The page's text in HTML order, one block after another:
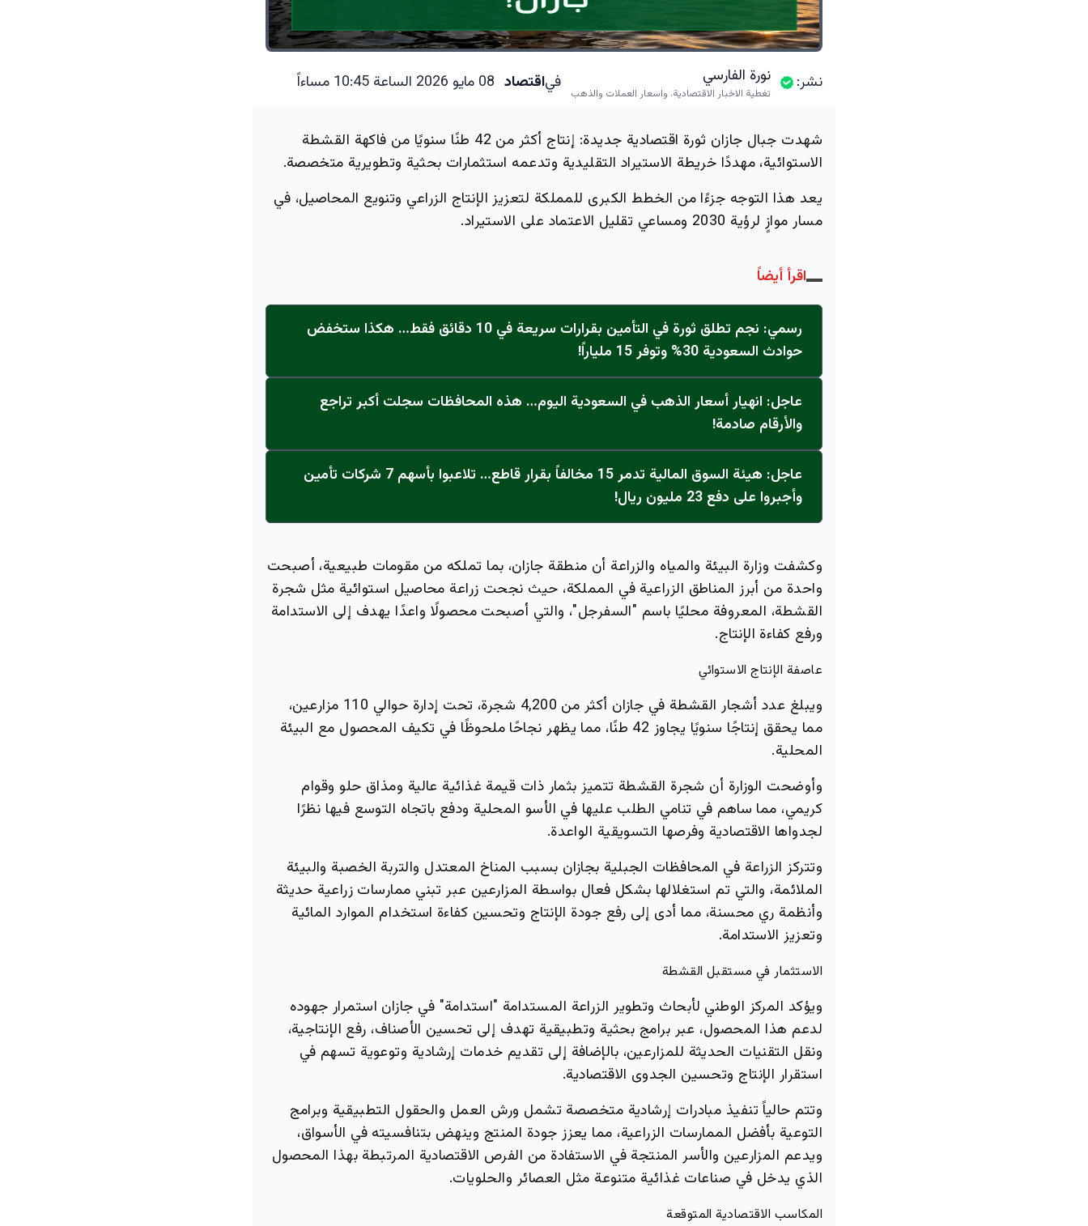
نشر: نورة الفارسي
تغطية الاخبار الاقتصادية، واسعار العملات والذهب فياقتصاد 08 مايو 2026 الساعة 10:45 مساءاً
شهدت جبال جازان ثورة اقتصادية جديدة: إنتاج أكثر من 42 طنًا سنويًا من فاكهة القشطة
الاستوائية، مهددًا خريطة الاستيراد التقليدية وتدعمه استثمارات بحثية وتطويرية متخصصة.
يعد هذا التوجه جزءًا من الخطط الكبرى للمملكة لتعزيز الإنتاج الزراعي وتنويع المحاصيل، في
مسار موازٍ لرؤية 2030 ومساعي تقليل الاعتماد على الاستيراد.
اقرأ أيضاً
رسمي: نجم تطلق ثورة في التأمين بقرارات سريعة في 10 دقائق فقط… هكذا ستخفض
حوادث السعودية 30% وتوفر 15 ملياراً!
عاجل: انهيار أسعار الذهب في السعودية اليوم… هذه المحافظات سجلت أكبر تراجع
والأرقام صادمة!
عاجل: هيئة السوق المالية تدمر 15 مخالفاً بقرار قاطع… تلاعبوا بأسهم 7 شركات تأمين
وأجبروا على دفع 23 مليون ريال!
وكشفت وزارة البيئة والمياه والزراعة أن منطقة جازان، بما تملكه من مقومات طبيعية، أصبحت
واحدة من أبرز المناطق الزراعية في المملكة، حيث نجحت زراعة محاصيل استوائية مثل شجرة
القشطة، المعروفة محليًا باسم "السفرجل"، والتي أصبحت محصولًا واعدًا يهدف إلى الاستدامة
ورفع كفاءة الإنتاج.
عاصفة الإنتاج الاستوائي
ويبلغ عدد أشجار القشطة في جازان أكثر من 4,200 شجرة، تحت إدارة حوالي 110 مزارعين،
مما يحقق إنتاجًا سنويًا يجاوز 42 طنًا، مما يظهر نجاحًا ملحوظًا في تكيف المحصول مع البيئة
المحلية.
وأوضحت الوزارة أن شجرة القشطة تتميز بثمار ذات قيمة غذائية عالية ومذاق حلو وقوام
كريمي، مما ساهم في تنامي الطلب عليها في الأسو المحلية ودفع باتجاه التوسع فيها نظرًا
لجدواها الاقتصادية وفرصها التسويقية الواعدة.
وتتركز الزراعة في المحافظات الجبلية بجازان بسبب المناخ المعتدل والتربة الخصبة والبيئة
الملائمة، والتي تم استغلالها بشكل فعال بواسطة المزارعين عبر تبني ممارسات زراعية حديثة
وأنظمة ري محسنة، مما أدى إلى رفع جودة الإنتاج وتحسين كفاءة استخدام الموارد المائية
وتعزيز الاستدامة.
الاستثمار في مستقبل القشطة
ويؤكد المركز الوطني لأبحاث وتطوير الزراعة المستدامة "استدامة" في جازان استمرار جهوده
لدعم هذا المحصول، عبر برامج بحثية وتطبيقية تهدف إلى تحسين الأصناف، رفع الإنتاجية،
ونقل التقنيات الحديثة للمزارعين، بالإضافة إلى تقديم خدمات إرشادية وتوعوية تسهم في
استقرار الإنتاج وتحسين الجدوى الاقتصادية.
وتتم حالياً تنفيذ مبادرات إرشادية متخصصة تشمل ورش العمل والحقول التطبيقية وبرامج
التوعية بأفضل الممارسات الزراعية، مما يعزز جودة المنتج وينهض بتنافسيته في الأسواق،
ويدعم المزارعين والأسر المنتجة في الاستفادة من الفرص الاقتصادية المرتبطة بهذا المحصول
الذي يدخل في صناعات غذائية متنوعة مثل العصائر والحلويات.
المكاسب الاقتصادية المتوقعة